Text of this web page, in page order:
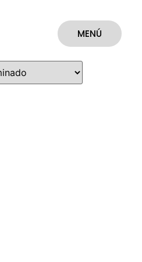
MENÚ
CERRAR